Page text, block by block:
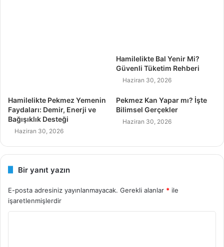
Hamilelikte Bal Yenir Mi?
Güvenli Tüketim Rehberi
Haziran 30, 2026
Hamilelikte Pekmez Yemenin
Faydaları: Demir, Enerji ve
Bağışıklık Desteği
Haziran 30, 2026
Pekmez Kan Yapar mı? İşte
Bilimsel Gerçekler
Haziran 30, 2026
Bir yanıt yazın
E-posta adresiniz yayınlanmayacak. Gerekli alanlar * ile
işaretlenmişlerdir